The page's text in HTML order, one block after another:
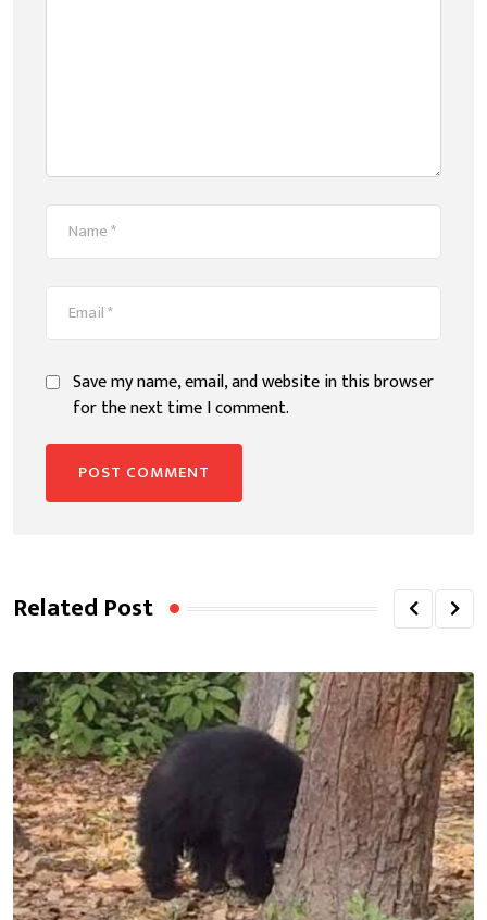
Save my name, email, and website in this browser
for the next time I comment.
Related Post